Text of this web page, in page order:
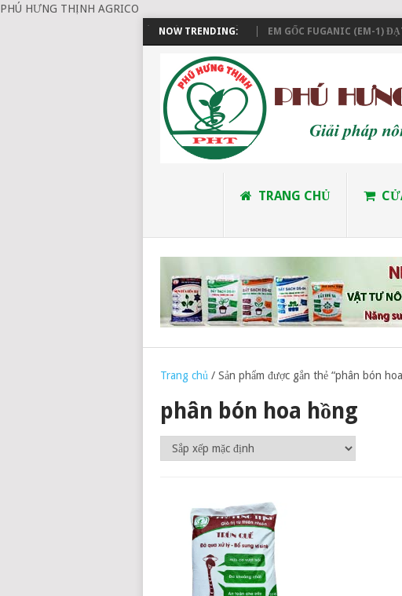
PHÚ HƯNG THỊNH AGRICO
NOW TRENDING:
ĐẶT HÀNG VÀ THANH TOÁN EM GỐC FUGANIC (EM-1) ĐẠT
TRANG CHỦ
Trang chủ / Sản phẩm được gắn thẻ “phân bón
phân bón hoa hồng